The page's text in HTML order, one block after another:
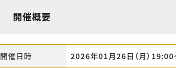
開催概要
開催日時 2026年01月26日（月）